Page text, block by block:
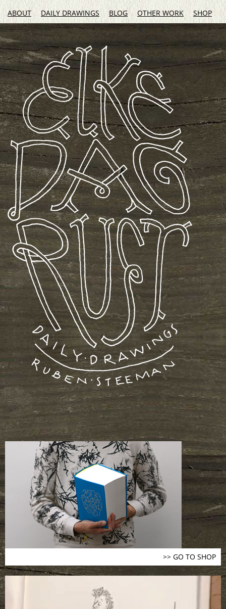
ABOUT DAILY DRAWINGS BLOG OTHER WORK SHOP
>> GO TO SHOP